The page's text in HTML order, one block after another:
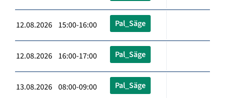
12.08.2026 15:00-16:00 Pal_Säge
12.08.2026 16:00-17:00 Pal_Säge
13.08.2026 08:00-09:00 Pal_Säge